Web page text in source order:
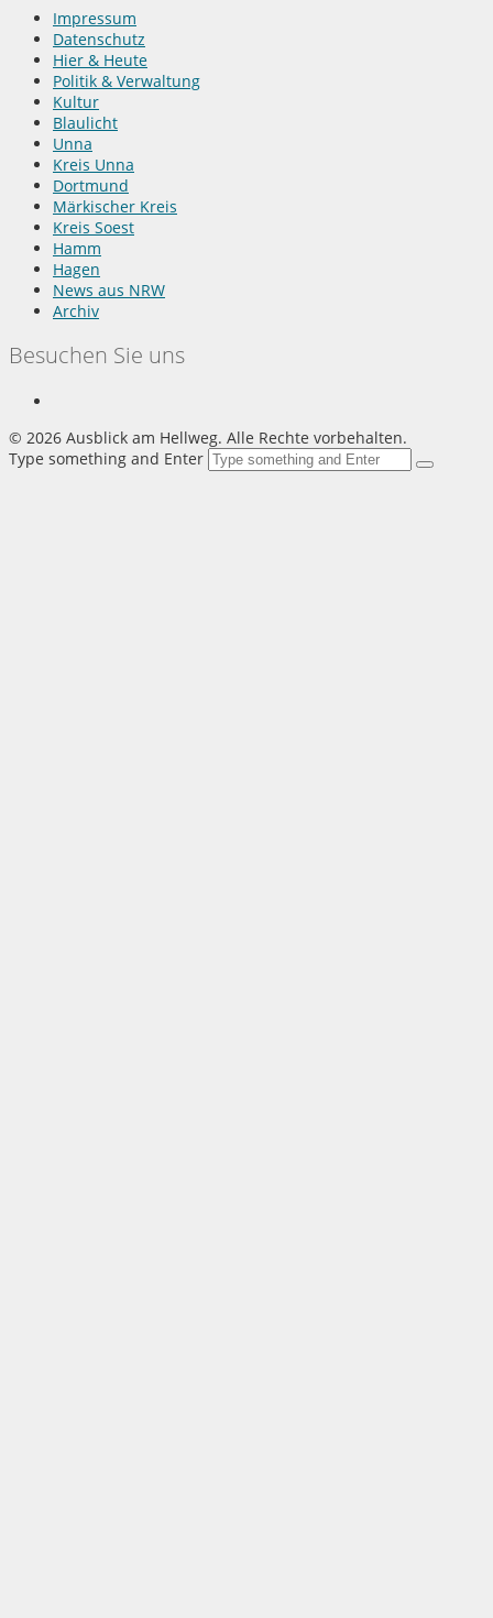
Impressum
Datenschutz
Hier & Heute
Politik & Verwaltung
Kultur
Blaulicht
Unna
Kreis Unna
Dortmund
Märkischer Kreis
Kreis Soest
Hamm
Hagen
News aus NRW
Archiv
Besuchen Sie uns
© 2026 Ausblick am Hellweg. Alle Rechte vorbehalten.
Type something and Enter